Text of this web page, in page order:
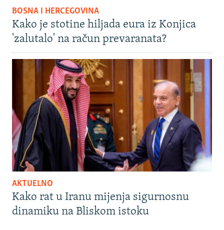
BOSNA I HERCEGOVINA
Kako je stotine hiljada eura iz Konjica
'zalutalo' na račun prevaranata?
AKTUELNO
Kako rat u Iranu mijenja sigurnosnu
dinamiku na Bliskom istoku